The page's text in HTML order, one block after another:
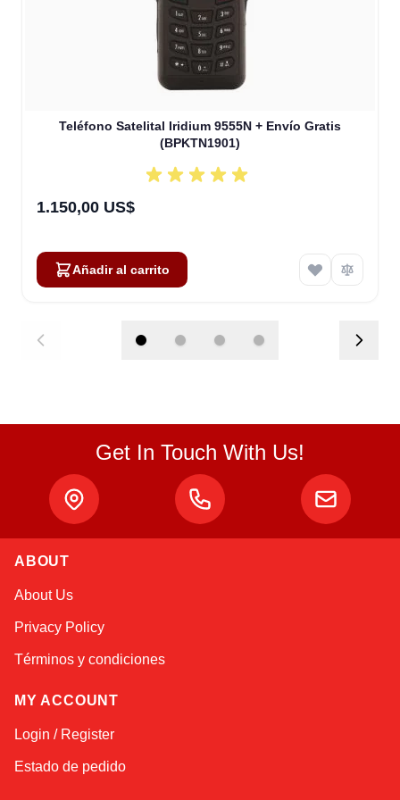
Teléfono Satelital Iridium 9555N + Envío Gratis
(BPKTN1901)
1.150,00 US$
Añadir al carrito
Get In Touch With Us!
ABOUT
About Us
Privacy Policy
Términos y condiciones
MY ACCOUNT
Login / Register
Estado de pedido